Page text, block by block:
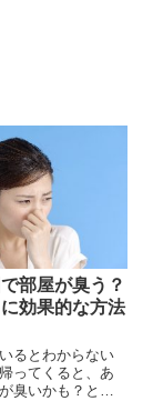
部屋が臭う？
効果的な方法
るとわからない
ってくると、あ
臭いかも？とい